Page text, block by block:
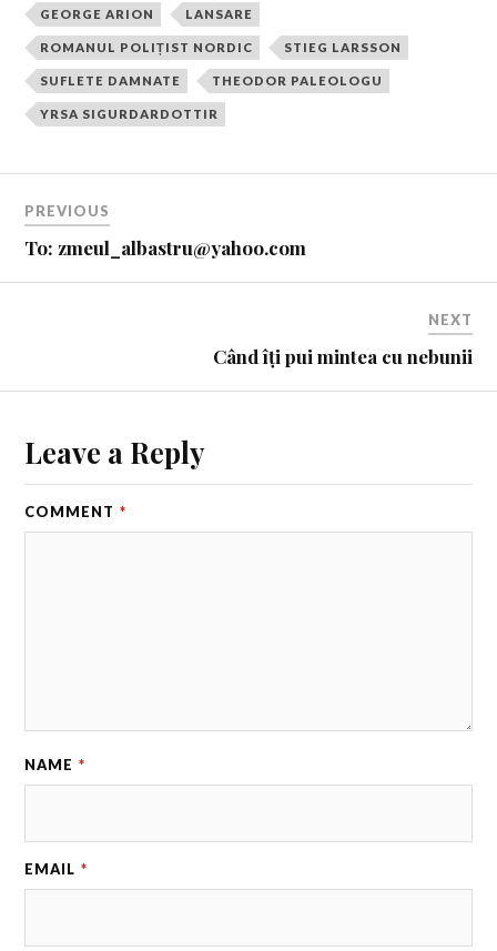
GEORGE ARION LANSARE
ROMANUL POLIȚIST NORDIC STIEG LARSSON
SUFLETE DAMNATE THEODOR PALEOLOGU
YRSA SIGURDARDOTTIR
PREVIOUS
To: zmeul_albastru@yahoo.com
NEXT
Când îți pui mintea cu nebunii
Leave a Reply
COMMENT *
NAME *
EMAIL *